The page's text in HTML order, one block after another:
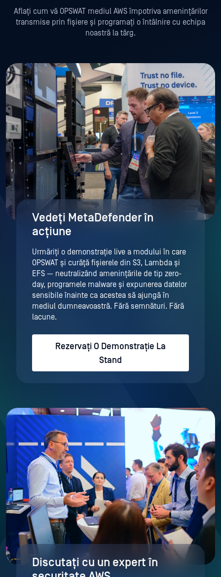
Aflați cum vă OPSWAT mediul AWS împotriva amenințărilor
transmise prin fișiere și programați o întâlnire cu echipa
noastră la târg.
Vedeți MetaDefender în
acțiune
Urmăriți o demonstrație live a modului în care
OPSWAT și curăță fișierele din S3, Lambda și
EFS — neutralizând amenințările de tip zero-
day, programele malware și expunerea datelor
sensibile înainte ca acestea să ajungă în
mediul dumneavoastră. Fără semnături. Fără
lacune.
Rezervați O Demonstrație La
Stand
Discutați cu un expert în